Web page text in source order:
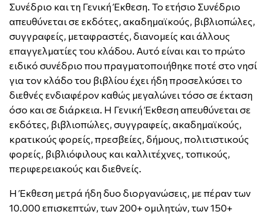
Συνέδριο και τη Γενική Έκθεση. Το ετήσιο Συνέδριο
απευθύνεται σε εκδότες, ακαδημαϊκούς, βιβλιοπώλες,
συγγραφείς, μεταφραστές, διανομείς και άλλους
επαγγελματίες του κλάδου. Αυτό είναι και το πρώτο
ειδικό συνέδριο που πραγματοποιήθηκε ποτέ στο νησί
για τον κλάδο του βιβλίου έχει ήδη προσελκύσει το
διεθνές ενδιαφέρον καθώς μεγαλώνει τόσο σε έκταση
όσο και σε διάρκεια. Η Γενική Έκθεση απευθύνεται σε
εκδότες, βιβλιοπώλες, συγγραφείς, ακαδημαϊκούς,
κρατικούς φορείς, πρεσβείες, δήμους, πολιτιστικούς
φορείς, βιβλιόφιλους και καλλιτέχνες, τοπικούς,
περιφερειακούς και διεθνείς.
Η Έκθεση μετρά ήδη δυο διοργανώσεις, με πέραν των
10.000 επισκεπτών, των 200+ ομιλητών, των 150+